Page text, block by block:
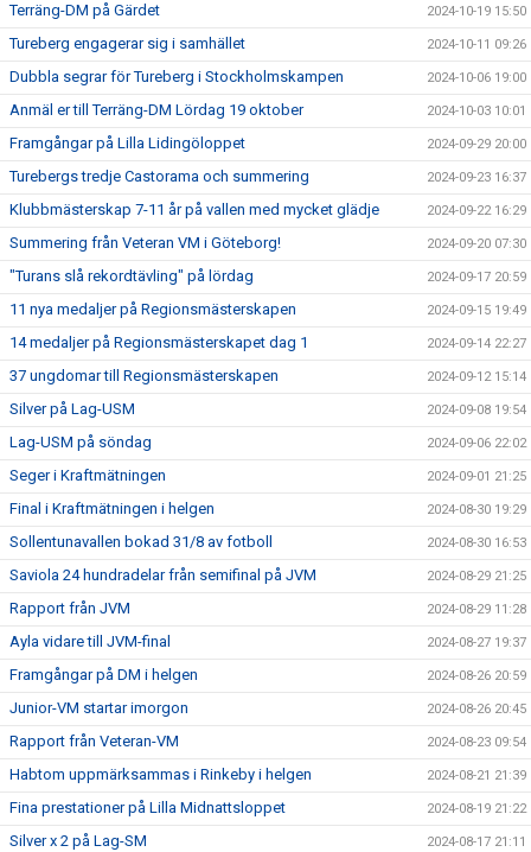
Terräng-DM på Gärdet 2024-10-19 15:50
Tureberg engagerar sig i samhället 2024-10-11 09:26
Dubbla segrar för Tureberg i Stockholmskampen 2024-10-06 19:00
Anmäl er till Terräng-DM Lördag 19 oktober 2024-10-03 10:01
Framgångar på Lilla Lidingöloppet 2024-09-29 20:00
Turebergs tredje Castorama och summering 2024-09-23 16:37
Klubbmästerskap 7-11 år på vallen med mycket glädje 2024-09-22 16:29
Summering från Veteran VM i Göteborg! 2024-09-20 07:30
"Turans slå rekordtävling" på lördag 2024-09-17 20:59
11 nya medaljer på Regionsmästerskapen 2024-09-15 19:49
14 medaljer på Regionsmästerskapet dag 1 2024-09-14 22:27
37 ungdomar till Regionsmästerskapen 2024-09-12 15:14
Silver på Lag-USM 2024-09-08 19:54
Lag-USM på söndag 2024-09-06 22:02
Seger i Kraftmätningen 2024-09-01 21:25
Final i Kraftmätningen i helgen 2024-08-30 19:29
Sollentunavallen bokad 31/8 av fotboll 2024-08-30 16:53
Saviola 24 hundradelar från semifinal på JVM 2024-08-29 21:25
Rapport från JVM 2024-08-29 11:28
Ayla vidare till JVM-final 2024-08-27 19:37
Framgångar på DM i helgen 2024-08-26 20:59
Junior-VM startar imorgon 2024-08-26 20:45
Rapport från Veteran-VM 2024-08-23 09:54
Habtom uppmärksammas i Rinkeby i helgen 2024-08-21 21:39
Fina prestationer på Lilla Midnattsloppet 2024-08-19 21:22
Silver x 2 på Lag-SM 2024-08-17 21:11